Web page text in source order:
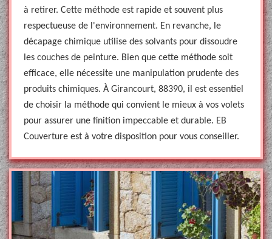
à retirer. Cette méthode est rapide et souvent plus
respectueuse de l'environnement. En revanche, le
décapage chimique utilise des solvants pour dissoudre
les couches de peinture. Bien que cette méthode soit
efficace, elle nécessite une manipulation prudente des
produits chimiques. À Girancourt, 88390, il est essentiel
de choisir la méthode qui convient le mieux à vos volets
pour assurer une finition impeccable et durable. EB
Couverture est à votre disposition pour vous conseiller.